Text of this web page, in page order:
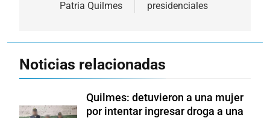
Patria Quilmes
presidenciales
Noticias relacionadas
Quilmes: detuvieron a una mujer
por intentar ingresar droga a una